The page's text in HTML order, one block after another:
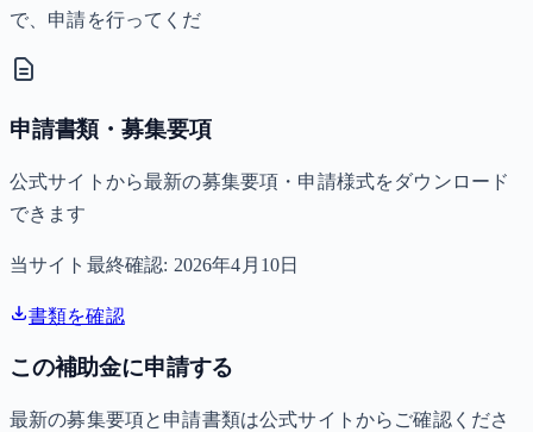
で、申請を行ってくだ
申請書類・募集要項
公式サイトから最新の募集要項・申請様式をダウンロード
できます
当サイト最終確認: 2026年4月10日
書類を確認
この補助金に申請する
最新の募集要項と申請書類は公式サイトからご確認くださ